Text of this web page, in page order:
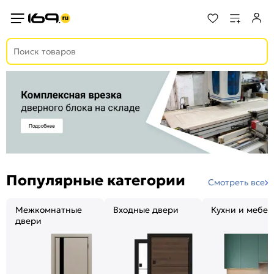
Популярные категории Смотреть все
Межкомнатные
двери
Входные двери Кухни и